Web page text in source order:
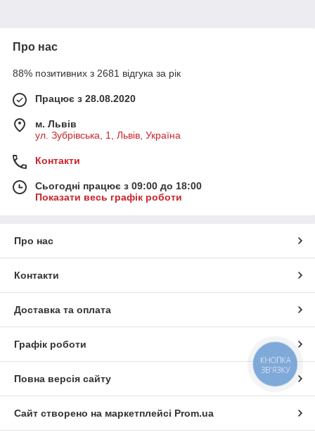
Про нас
88% позитивних з 2681 відгука за рік
Працює з 28.08.2020
м. Львів
ул. Зубрівська, 1, Львів, Україна
Контакти
Сьогодні працює з 09:00 до 18:00
Показати весь графік роботи
Про нас
Контакти
Доставка та оплата
Графік роботи
Повна версія сайту
Сайт створено на маркетплейсі Prom.ua
КНОПКА
ЗВ'ЯЗКУ